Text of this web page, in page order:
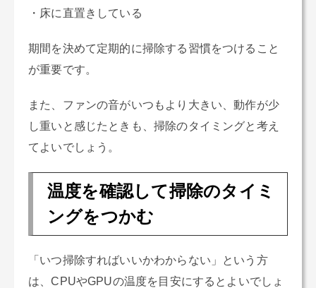
・床に直置きしている
期間を決めて定期的に掃除する習慣をつけること
が重要です。
また、ファンの音がいつもより大きい、動作が少
し重いと感じたときも、掃除のタイミングと考え
てよいでしょう。
温度を確認して掃除のタイミ
ングをつかむ
「いつ掃除すればいいかわからない」という方
は、CPUやGPUの温度を目安にするとよいでしょ